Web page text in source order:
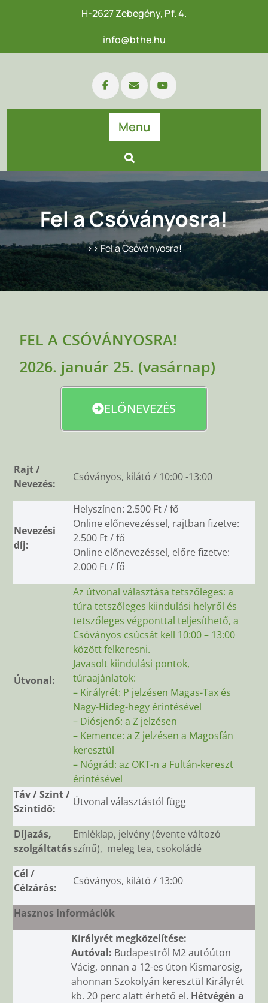
H-2627 Zebegény, Pf. 4.
info@bthe.hu
Menu
Fel a Csóványosra!
>> Fel a Csóványosra!
FEL A CSÓVÁNYOSRA!
2026. január 25. (vasárnap)
ELŐNEVEZÉS
Rajt /
Nevezés:
Csóványos, kilátó / 10:00 -13:00
Nevezési
díj:
Helyszínen: 2.500 Ft / fő
Online előnevezéssel, rajtban fizetve:
2.500 Ft / fő
Online előnevezéssel, előre fizetve:
2.000 Ft / fő
Útvonal:
Az útvonal választása tetszőleges: a
túra tetszőleges kiindulási helyről és
tetszőleges végponttal teljesíthető, a
Csóványos csúcsát kell 10:00 – 13:00
között felkeresni.
Javasolt kiindulási pontok,
túraajánlatok:
– Királyrét: P jelzésen Magas-Tax és
Nagy-Hideg-hegy érintésével
– Diósjenő: a Z jelzésen
– Kemence: a Z jelzésen a Magosfán
keresztül
– Nógrád: az OKT-n a Fultán-kereszt
érintésével
Táv / Szint /
Szintidő:
Útvonal választástól függ
Díjazás,
szolgáltatás
Emléklap, jelvény (évente változó
színű), meleg tea, csokoládé
Cél /
Célzárás:
Csóványos, kilátó / 13:00
Hasznos információk
Királyrét megközelítése:
Autóval: Budapestről M2 autóúton
Vácig, onnan a 12-es úton Kismarosig,
ahonnan Szokolyán keresztül Királyrét
kb. 20 perc alatt érhető el. Hétvégén a